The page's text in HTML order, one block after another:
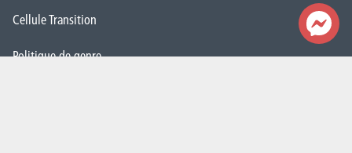
Cellule Transition
Politique de genre